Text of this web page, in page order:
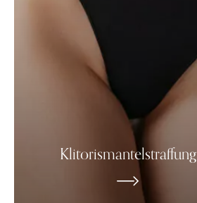
Klitorismantelstraffung